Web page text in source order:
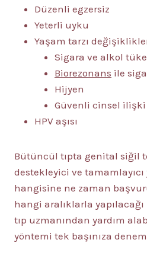
Düzenli egzersiz
Yeterli uyku
Yaşam tarzı
Sigara ve alkol
Biorezonans ile
Hijyen
Güvenli cinsel ilişki
HPV aşısı
Bütüncül tıpta genital siğil
destekleyici ve
hangisine ne zaman
hangi aralıklarla
tıp uzmanından yardım
yöntemi tek başınıza